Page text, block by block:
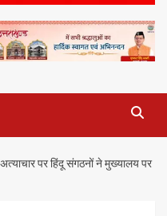
पर हिंदू संगठनों ने मुख्यालय पर